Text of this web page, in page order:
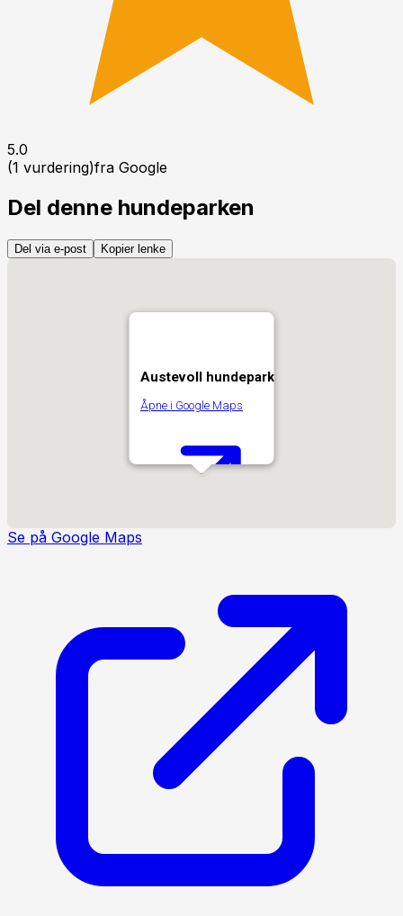
5.0
(1 vurdering)fra Google
Del denne hundeparken
Del via e-post Kopier lenke
Austevoll hundepark
Åpne i Google Maps
Se på Google Maps